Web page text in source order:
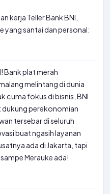
kerja Teller Bank BNI,
yang santai dan personal:
Bank plat merah
melintang di dunia
cuma fokus di bisnis, BNI
perekonomian
tersebar di seluruh
buat ngasih layanan
ada di Jakarta, tapi
Merauke ada!